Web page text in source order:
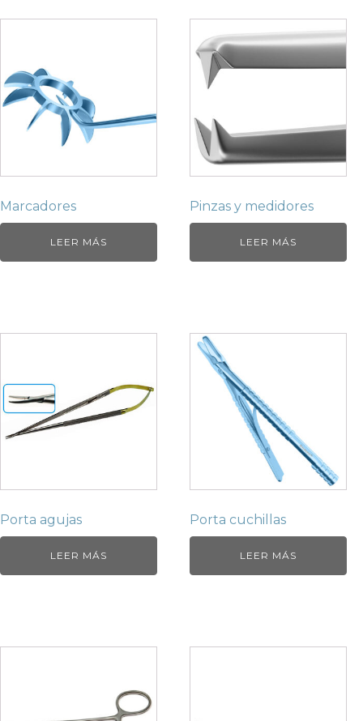
Marcadores
LEER MÁS
Pinzas y medidores
LEER MÁS
Porta agujas
LEER MÁS
Porta cuchillas
LEER MÁS